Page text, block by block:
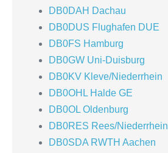
DB0DAH Dachau
DB0DUS Flughafen DUE
DB0FS Hamburg
DB0GW Uni-Duisburg
DB0KV Kleve/Niederrhein
DB0OHL Halde GE
DB0OL Oldenburg
DB0RES Rees/Niederrhein
DB0SDA RWTH Aachen